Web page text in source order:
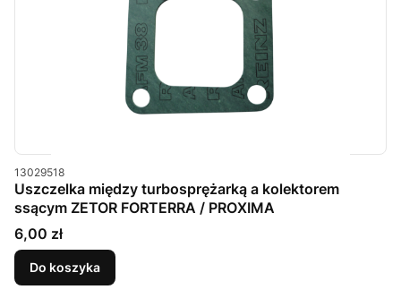
Kod produktu
13029518
Uszczelka między turbosprężarką a kolektorem
ssącym ZETOR FORTERRA / PROXIMA
Cena
6,00 zł
Do koszyka